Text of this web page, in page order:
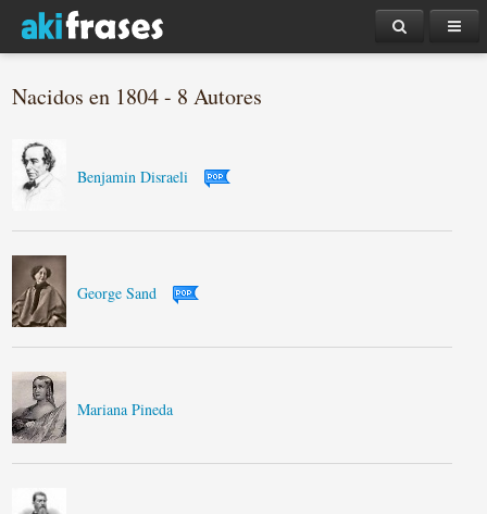
Nacidos en 1804 - 8 Autores
Benjamin Disraeli
George Sand
Mariana Pineda